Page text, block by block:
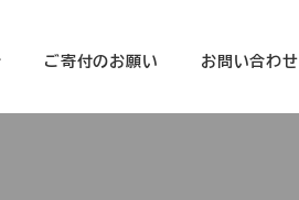
ご寄付のお願い お問い合わせ